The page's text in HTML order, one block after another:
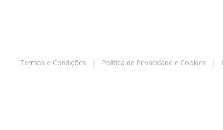
Termos e Condições | Política de Privacidade e Cookies |